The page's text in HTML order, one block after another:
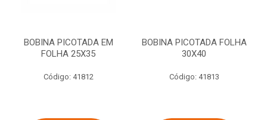
BOBINA PICOTADA EM
FOLHA 25X35
Código: 41812
BOBINA PICOTADA FOLHA
30X40
Código: 41813